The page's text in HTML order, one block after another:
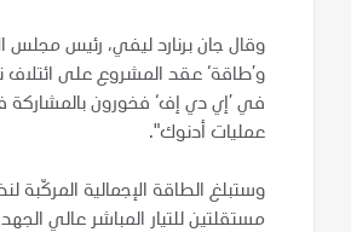
وقال جان برنارد ليفي، رئيس مجلس
و’طاقة‘ عقد المشروع على ائتلاف
في ’إي دي إف‘ فخورون بالمشاركة
عمليات أدنوك".
مستقلتين للتيار المباشر عالي